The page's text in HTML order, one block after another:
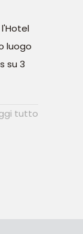
luogo
su 3
tutto